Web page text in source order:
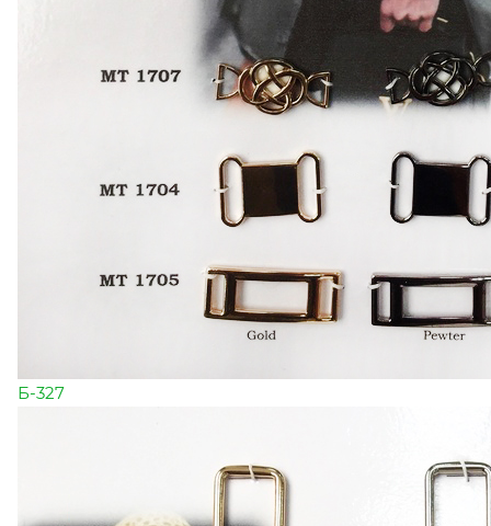
Б-327